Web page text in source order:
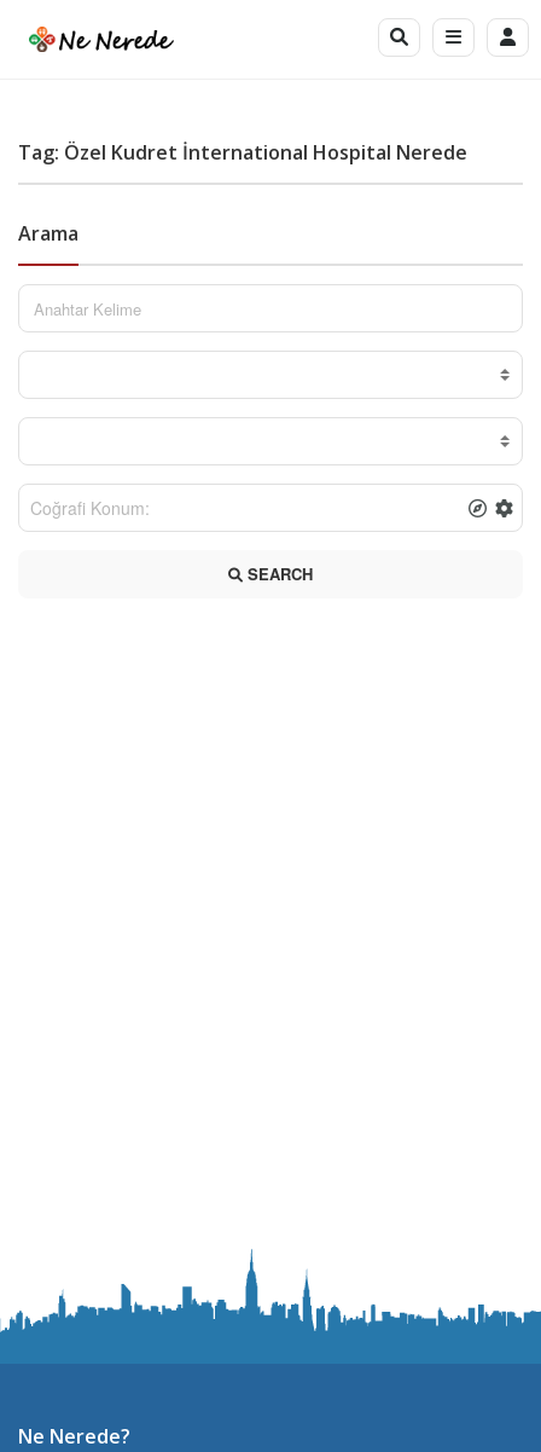
Tag: Özel Kudret İnternational Hospital Nerede
Arama
SEARCH
Ne Nerede?